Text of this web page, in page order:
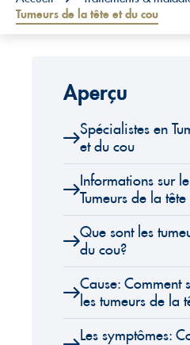
Tumeurs de la tête et du cou
Aperçu
Spécialistes en
et du cou
Informations sur
Tumeurs de la
Que sont les
du cou?
Cause: Comment
les tumeurs de la
Les symptômes: